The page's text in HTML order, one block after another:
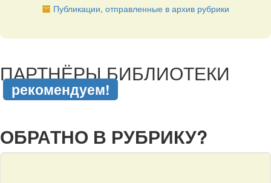
Публикации, отправленные в архив рубрики
ПАРТНЁРЫ БИБЛИОТЕКИ
рекомендуем!
ОБРАТНО В РУБРИКУ?